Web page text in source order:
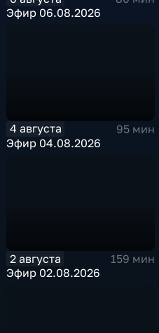
Эфир 06.08.2026
4 августа
95 мин
Эфир 04.08.2026
2 августа
159 мин
Эфир 02.08.2026